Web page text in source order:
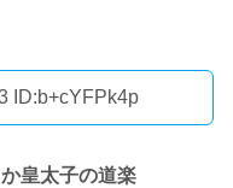
ID:b+cYFPk4p
皇太子の道楽